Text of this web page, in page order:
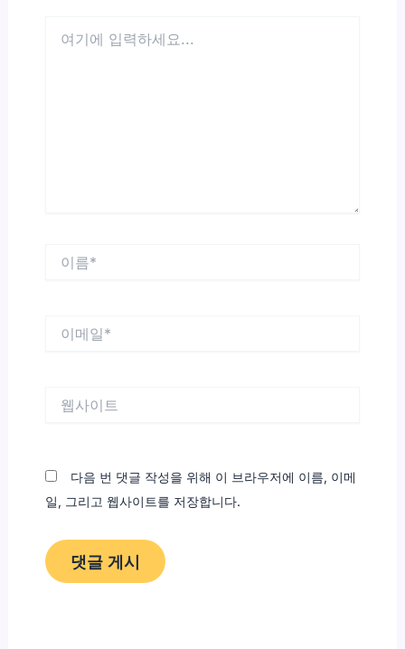
다음 번 댓글 작성을 위해 이 브라우저에 이름, 이메
일, 그리고 웹사이트를 저장합니다.